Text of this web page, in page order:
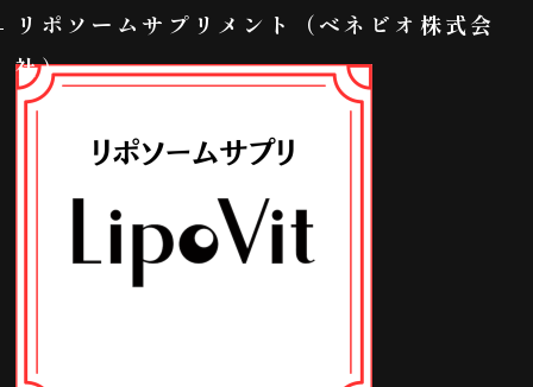
リポソームサプリメント（ベネビオ株式会
社）